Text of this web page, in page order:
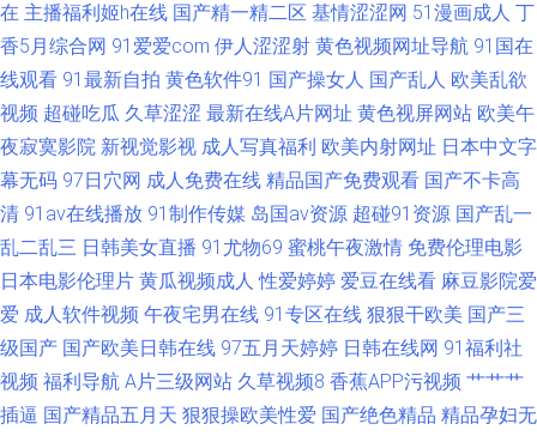
又黄的视频 夜夜撸亚洲東熱 99精品热看 蜜臀91九色原创 一级av91日韩 97
支援总站大香蕉 狼人肏屄 人妻黄址 四虎电影院 国产精品久久海角 亚洲黄色
小说网站 俺去也福利 色情久久视频网 91香蕉白丝 欧美福利网址 91主播福利
视频 日韩性爱激情精品 91香蕉国产线看 欧美视频五区 91泰国大片 内射嫂子
影音先锋 亚洲AV色片 色女人的天堂网 爱豆网站免费观看视频 色五月福利导
航 99精品在线观看 欧美做爱a 91社区成人在线 91海角在线视频 欧美区变态
在 主播福利姬h在线 国产精一精二区 基情涩涩网 51漫画成人 丁
香5月综合网 91爱爱com 伊人涩涩射 黄色视频网址导航 91国在
线观看 91最新自拍 黄色软件91 国产操女人 国产乱人 欧美乱欲
视频 超碰吃瓜 久草涩涩 最新在线A片网址 黄色视屏网站 欧美午
夜寂寞影院 新视觉影视 成人写真福利 欧美内射网址 日本中文字
幕无码 97日穴网 成人免费在线 精品国产免费观看 国产不卡高
清 91av在线播放 91制作传媒 岛国av资源 超碰91资源 国产乱一
乱二乱三 日韩美女直播 91尤物69 蜜桃午夜激情 免费伦理电影
日本电影伦理片 黄瓜视频成人 性爱婷婷 爱豆在线看 麻豆影院爱
爱 成人软件视频 午夜宅男在线 91专区在线 狠狠干欧美 国产三
级国产 国产欧美日韩在线 97五月天婷婷 日韩在线网 91福利社
视频 福利导航 A片三级网站 久草视频8 香蕉APP污视频 艹艹艹
插逼 国产精品五月天 狠狠操欧美性爱 国产绝色精品 精品孕妇无